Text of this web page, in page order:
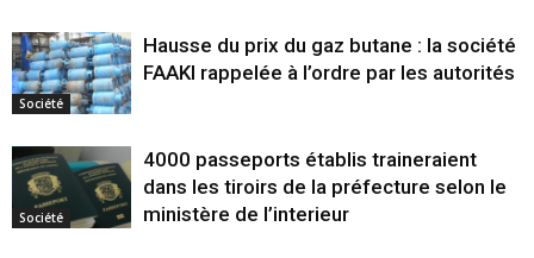
Société
Hausse du prix du gaz butane : la société
FAAKI rappelée à l’ordre par les autorités
Société
4000 passeports établis traineraient
dans les tiroirs de la préfecture selon le
ministère de l’interieur